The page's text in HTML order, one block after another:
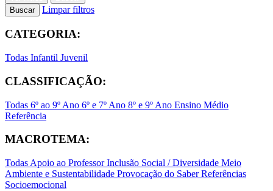
Buscar
Limpar filtros
CATEGORIA:
Todas Infantil Juvenil
CLASSIFICAÇÃO:
Todas 6º ao 9º Ano 6º e 7º Ano 8º e 9º Ano Ensino Médio
Referência
MACROTEMA:
Todas Apoio ao ProfessorInclusão Social / Diversidade Meio
Ambiente e Sustentabilidade Provocação do SaberReferências
Socioemocional